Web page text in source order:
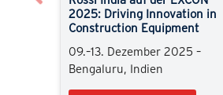
2025: Driving Innovation in
Construction Equipment
09.–13. Dezember 2025 –
Bengaluru, Indien